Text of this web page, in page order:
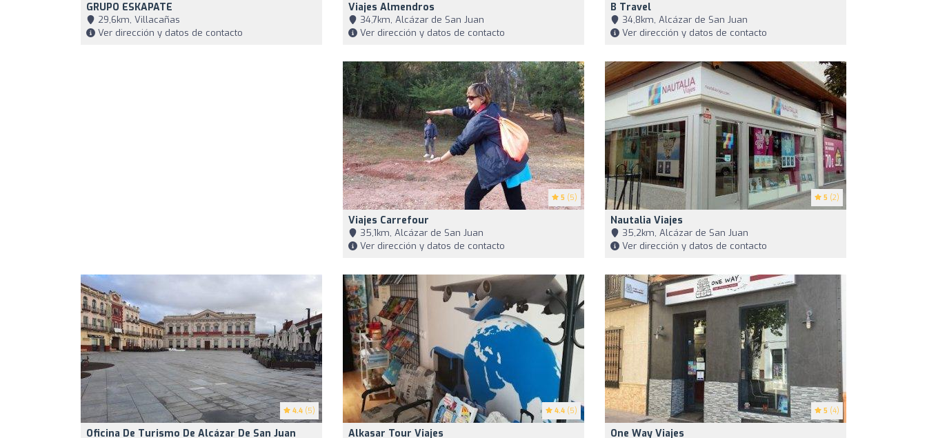
GRUPO ESKAPATE
29,6km, Villacañas
Ver dirección y datos de contacto
Viajes Almendros
34,7km, Alcázar de San Juan
Ver dirección y datos de contacto
B Travel
34,8km, Alcázar de San Juan
Ver dirección y datos de contacto
5 (5)
Viajes Carrefour
35,1km, Alcázar de San Juan
Ver dirección y datos de contacto
5 (2)
Nautalia Viajes
35,2km, Alcázar de San Juan
Ver dirección y datos de contacto
4.4 (5)
Oficina De Turismo De Alcázar De San Juan
4.4 (5)
Alkasar Tour Viajes
5 (4)
One Way Viajes